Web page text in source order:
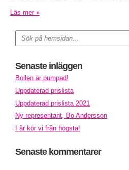
Läs mer »
Senaste inläggen
Bollen är pumpad!
Uppdaterad prislista
Uppdaterad prislista 2021
Ny representant, Bo Andersson
I år kör vi från högsta!
Senaste kommentarer